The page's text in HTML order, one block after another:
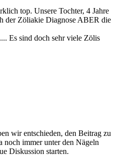
top. Unsere Tochter, 4 Jahre
der Zöliakie Diagnose ABER die
Es sind doch sehr viele Zölis
wir entschieden, den Beitrag zu
noch immer unter den Nägeln
Diskussion starten.